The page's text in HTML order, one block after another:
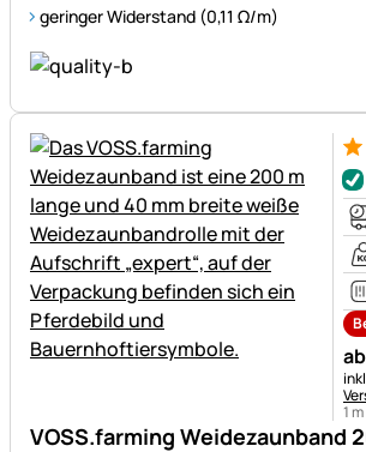
geringer Widerstand (0,11 Ω/m)
VOSS.farming Weidezaunband
21
ab
1